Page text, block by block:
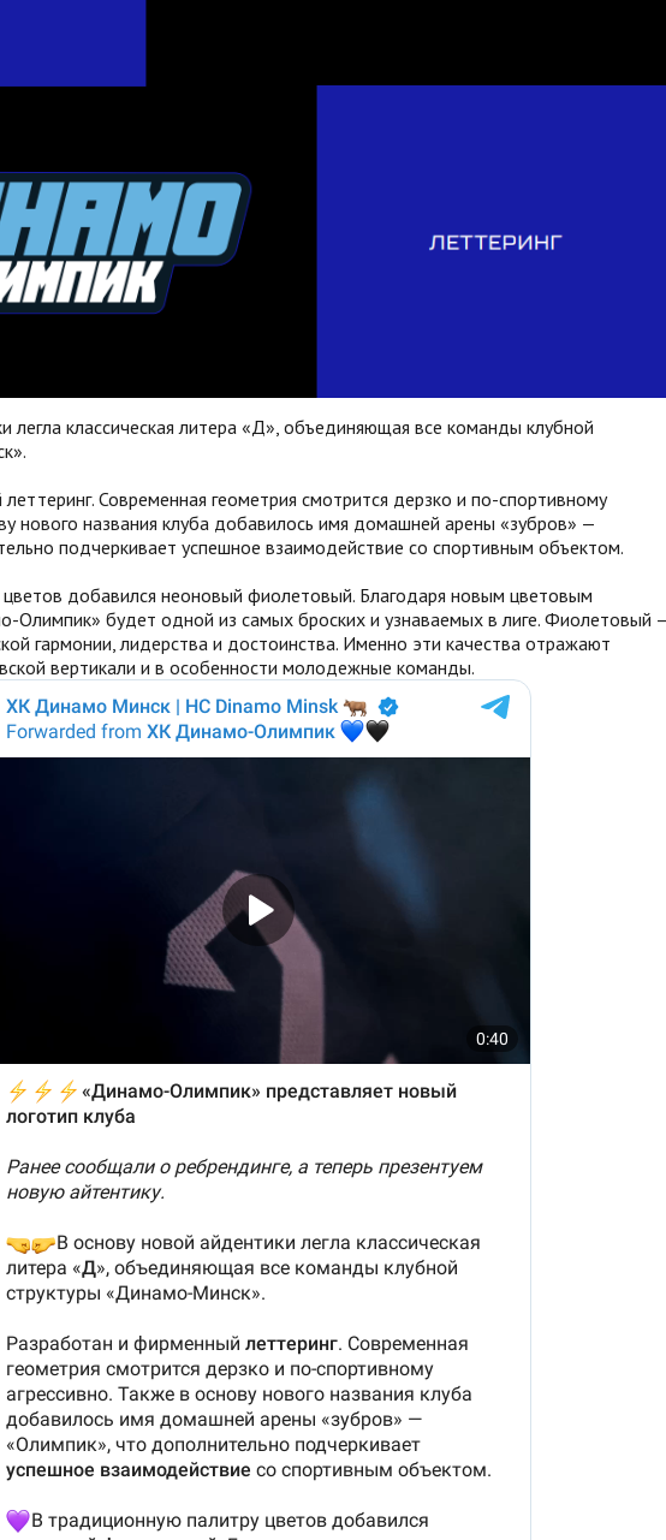
легла классическая литера «Д», объединяющая все команды клубной
Современная геометрия смотрится дерзко и по-спортивному
нового названия клуба добавилось имя домашней арены «зубров» —
подчеркивает успешное взаимодействие со спортивным объектом.
добавился неоновый фиолетовый. Благодаря новым цветовым
Олимпик» будет одной из самых броских и узнаваемых в лиге. Фиолетовый
гармонии, лидерства и достоинства. Именно эти качества отражают
вертикали и в особенности молодежные команды.